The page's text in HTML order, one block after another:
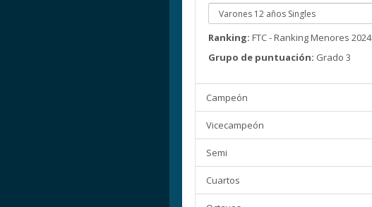
Ranking: FTC - Ranking Menores 2024
Grupo de puntuación: Grado 3
Campeón
Vicecampeón
Semi
Cuartos